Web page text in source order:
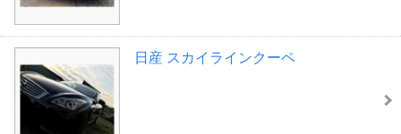
日産 スカイラインクーペ